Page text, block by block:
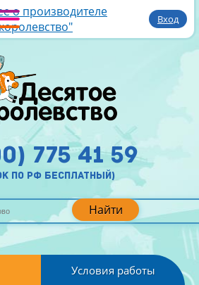
о производителе
Вход
Найти
775 41 59
по рф бесплатный)
Условия работы